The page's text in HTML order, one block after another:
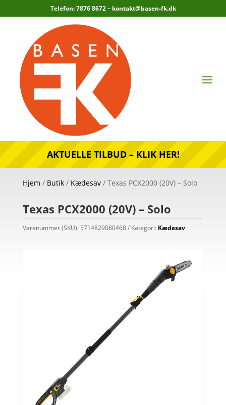
Telefon: 7876 8672 – kontakt@basen-fk.dk
AKTUELLE TILBUD – KLIK HER!
Hjem / Butik/ Kædesav/ Texas PCX2000 (20V) – Solo
Texas PCX2000 (20V) – Solo
Varenummer (SKU): 5714829080468 Kategori: Kædesav